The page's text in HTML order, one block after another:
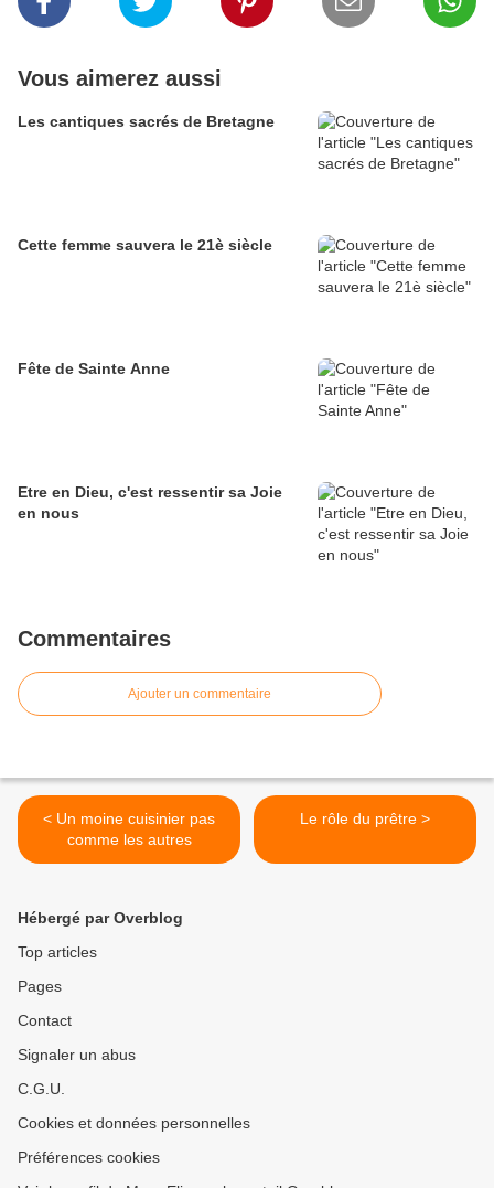
Vous aimerez aussi
Les cantiques sacrés de Bretagne
Cette femme sauvera le 21è siècle
Fête de Sainte Anne
Etre en Dieu, c'est ressentir sa Joie
en nous
Commentaires
Ajouter un commentaire
< Un moine cuisinier pas
comme les autres
Le rôle du prêtre >
Hébergé par Overblog
Top articles
Pages
Contact
Signaler un abus
C.G.U.
Cookies et données personnelles
Préférences cookies